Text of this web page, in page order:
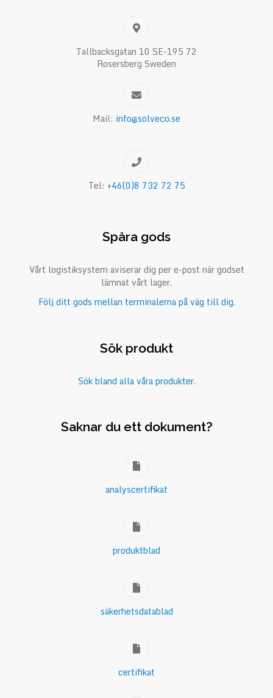
Tallbacksgatan 10 SE-195 72
Rosersberg Sweden
Mail: info@solveco.se
Tel: +46(0)8 732 72 75
Spåra gods
Vårt logistiksystem aviserar dig per e-post när godset
lämnat vårt lager.
Följ ditt gods mellan terminalerna på väg till dig.
Sök produkt
Sök bland alla våra produkter.
Saknar du ett dokument?
analyscertifikat
produktblad
säkerhetsdatablad
certifikat